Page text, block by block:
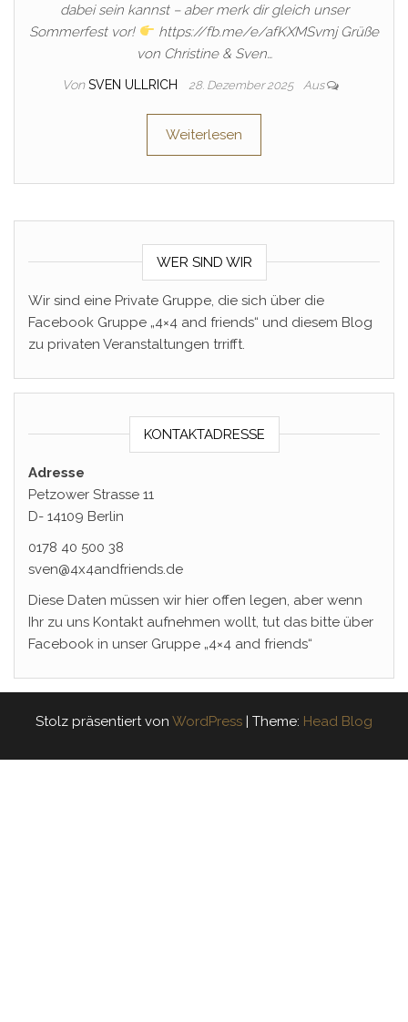
dabei sein kannst – aber merk dir gleich unser
Sommerfest vor!
https://fb.me/e/afKXMSvmj Grüße
von Christine & Sven…
Von SVEN ULLRICH 28. Dezember 2025 Aus
Weiterlesen
WER SIND WIR
Wir sind eine Private Gruppe, die sich über die
Facebook Gruppe „4×4 and friends“ und diesem Blog
zu privaten Veranstaltungen trrifft.
KONTAKTADRESSE
Adresse
Petzower Strasse 11
D- 14109 Berlin
0178 40 500 38
sven@4x4andfriends.de
Diese Daten müssen wir hier offen legen, aber wenn
Ihr zu uns Kontakt aufnehmen wollt, tut das bitte über
Facebook in unser Gruppe „4×4 and friends“
Stolz präsentiert von WordPress | Theme: Head Blog